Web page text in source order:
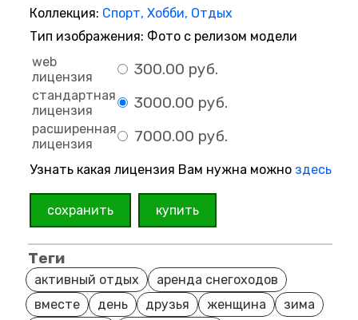
Коллекция: Спорт, Хобби, Отдых
Тип изображения: Фото с релизом модели
web
лицензия
300.00 руб.
стандартная
лицензия
3000.00 руб.
расширенная
лицензия
7000.00 руб.
Узнать какая лицензия Вам нужна можно здесь
сохранить купить
Теги
активный отдых
аренда снегоходов
вместе
день друзья женщина
зима